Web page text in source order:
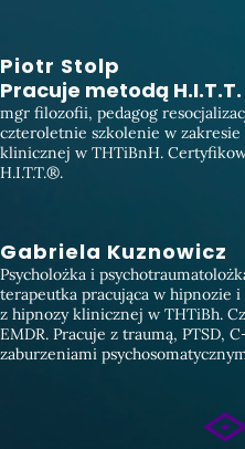
Piotr Stolp
Pracuje metodą H.I.T.T.
mgr filozofii, pedagog
czteroletnie szkolenie w
klinicznej w THTiBnH.
H.I.T.T.®.
Gabriela Kuznowicz
Psycholożka i
terapeutka pracująca w hipnozie i
z hipnozy klinicznej w THTiBh.
EMDR. Pracuje z traumą, PTSD,
zaburzeniami